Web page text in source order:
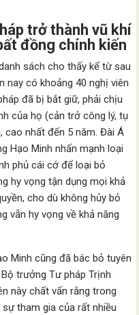
trở thành vũ khí
đồng chính kiến
sách cho thấy kể từ sau
nay có khoảng 40 nghị viên
đã bị bắt giữ, phải chịu
của họ (cản trở công lý, tụ
cao nhất đến 5 năm. Đài Á
Hạo Minh nhấn mạnh loại
phủ cái cớ để loại bỏ
hy vọng tận dụng mọi khả
cho dù không hủy bỏ
vẫn hy vọng về khả năng
Minh cũng đã bác bỏ tuyên
trưởng Tư pháp Trịnh
này chất vấn rằng trong
sự tham gia của rất nhiều